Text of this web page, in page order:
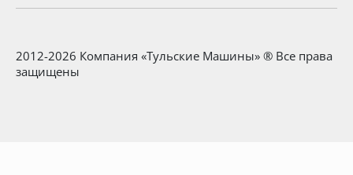
2012-2026 Компания «Тульские Машины» ® Все права
защищены